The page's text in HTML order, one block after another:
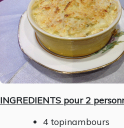
INGREDIENTS pour 2
4 topinambours